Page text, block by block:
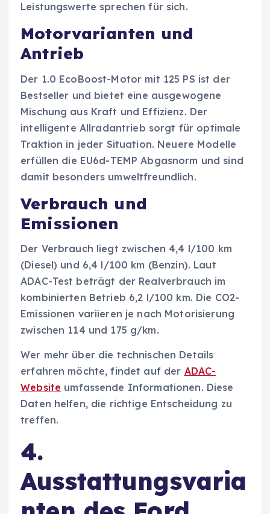
Leistungswerte sprechen für sich.
Motorvarianten und
Antrieb
Der 1.0 EcoBoost-Motor mit 125 PS ist der
Bestseller und bietet eine ausgewogene
Mischung aus Kraft und Effizienz. Der
intelligente Allradantrieb sorgt für optimale
Traktion in jeder Situation. Neuere Modelle
erfüllen die EU6d-TEMP Abgasnorm und sind
damit besonders umweltfreundlich.
Verbrauch und
Emissionen
Der Verbrauch liegt zwischen 4,4 l/100 km
(Diesel) und 6,4 l/100 km (Benzin). Laut
ADAC-Test beträgt der Realverbrauch im
kombinierten Betrieb 6,2 l/100 km. Die CO2-
Emissionen variieren je nach Motorisierung
zwischen 114 und 175 g/km.
Wer mehr über die technischen Details
erfahren möchte, findet auf der ADAC-
Website umfassende Informationen. Diese
Daten helfen, die richtige Entscheidung zu
treffen.
4.
Ausstattungsvaria